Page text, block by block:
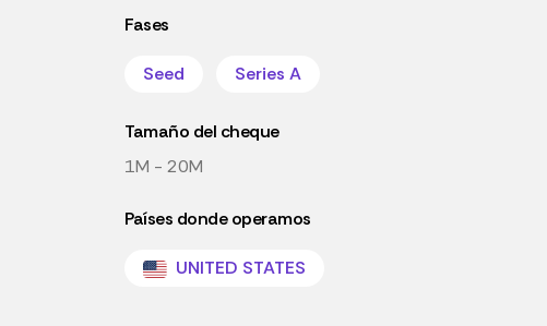
Fases
Seed Series A
Tamaño del cheque
1M - 20M
Países donde operamos
UNITED STATES